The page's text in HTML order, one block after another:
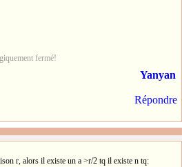
fermé!
Yanyan
Répondre
r, alors il existe un a >r/2 tq il existe n tq: